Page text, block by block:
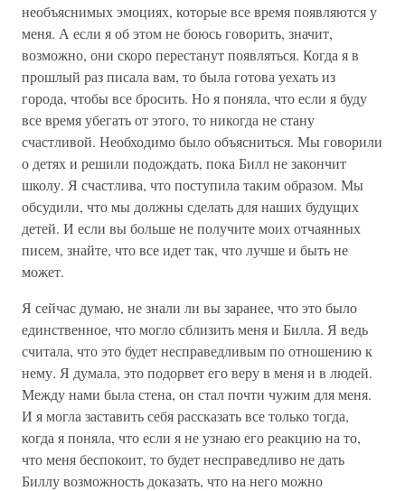
необъяснимых эмоциях, которые все время появляются у
меня. А если я об этом не боюсь говорить, значит,
возможно, они скоро перестанут появляться. Когда я в
прошлый раз писала вам, то была готова уехать из
города, чтобы все бросить. Но я поняла, что если я буду
все время убегать от этого, то никогда не стану
счастливой. Необходимо было объясниться. Мы говорили
о детях и решили подождать, пока Билл не закончит
школу. Я счастлива, что поступила таким образом. Мы
обсудили, что мы должны сделать для наших будущих
детей. И если вы больше не получите моих отчаянных
писем, знайте, что все идет так, что лучше и быть не
может.
Я сейчас думаю, не знали ли вы заранее, что это было
единственное, что могло сблизить меня и Билла. Я ведь
считала, что это будет несправедливым по отношению к
нему. Я думала, это подорвет его веру в меня и в людей.
Между нами была стена, он стал почти чужим для меня.
И я могла заставить себя рассказать все только тогда,
когда я поняла, что если я не узнаю его реакцию на то,
что меня беспокоит, то будет несправедливо не дать
Биллу возможность доказать, что на него можно